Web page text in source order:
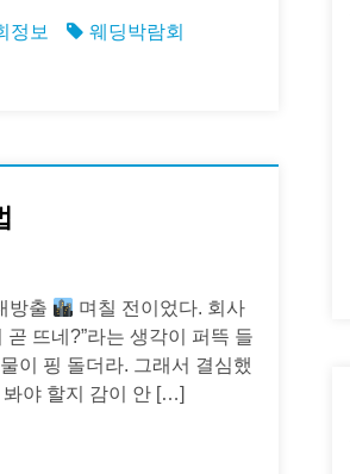
정보
웨딩박람회
방출
며칠 전이었다. 회사
뜨네?”라는 생각이 퍼뜩 들
이 핑 돌더라. 그래서 결심했
봐야 할지 감이 안 […]